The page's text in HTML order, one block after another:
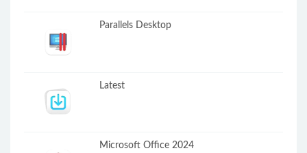
Parallels Desktop
Latest
Microsoft Office 2024